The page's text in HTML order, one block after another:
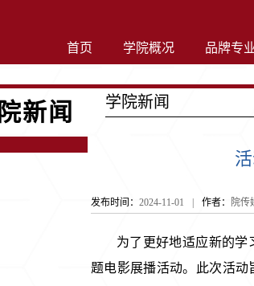
首页 学院概况 品牌专
新闻 学院新闻
发布时间： 2024-11-01 作者： 院传
为了更好地适应新的学
题电影展播活动。此次活